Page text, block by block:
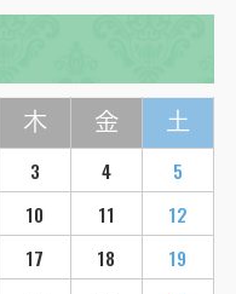
木 金 土
3 4
5
10 11
12
17 18
19